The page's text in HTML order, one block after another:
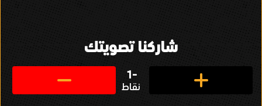
شاركنا تصويتك
-1
نقاط